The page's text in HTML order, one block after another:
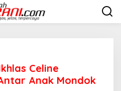
Celine
Anak Mondok